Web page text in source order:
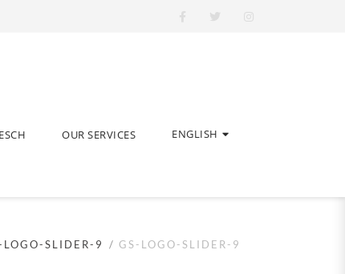
OUR SERVICES ENGLISH
LOGO-SLIDER-9 GS-LOGO-SLIDER-9